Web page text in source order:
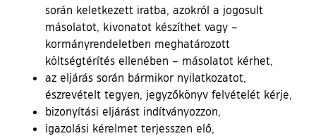
során keletkezett iratba, azokról a jogosult
másolatot, kivonatot készíthet vagy –
kormányrendeletben meghatározott
költségtérítés ellenében – másolatot kérhet,
az eljárás során bármikor nyilatkozatot,
észrevételt tegyen, jegyzőkönyv felvételét kérje,
bizonyítási eljárást indítványozzon,
igazolási kérelmet terjesszen elő,